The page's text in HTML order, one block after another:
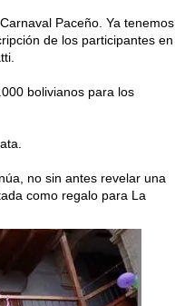
Paceño. Ya tenemos
de los participantes en
bolivianos para los
no sin antes revelar una
como regalo para La